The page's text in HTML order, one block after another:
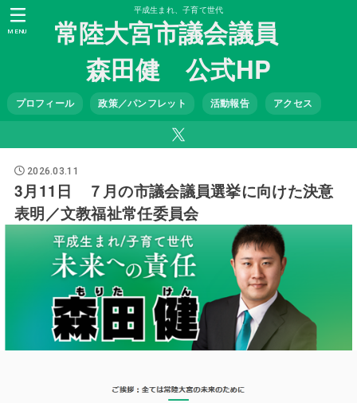
平成生まれ、子育て世代
常陸大宮市議会議員
森田健 公式HP
プロフィール 政策／パンフレット 活動報告 アクセス
MENU
2026.03.11
3月11日 ７月の市議会議員選挙に向けた決意
表明／文教福祉常任委員会